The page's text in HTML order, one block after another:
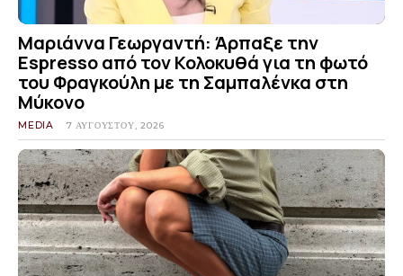
Μαριάννα Γεωργαντή: Άρπαξε την
Espresso από τον Κολοκυθά για τη φωτό
του Φραγκούλη με τη Σαμπαλένκα στη
Μύκονο
MEDIA 7 ΑΥΓΟΎΣΤΟΥ, 2026